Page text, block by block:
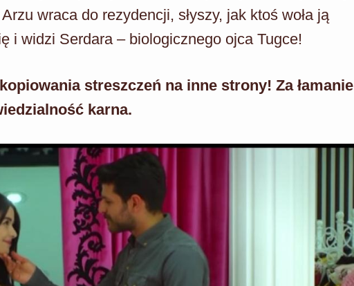
wraca do rezydencji, słyszy, jak ktoś woła ją
i widzi Serdara – biologicznego ojca Tugce!
streszczeń na inne strony! Za łamanie
karna.